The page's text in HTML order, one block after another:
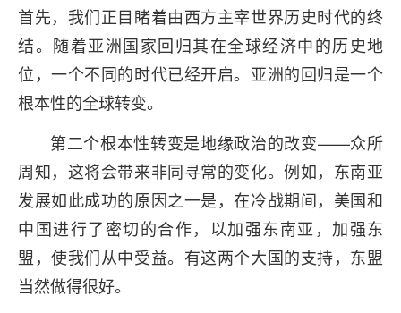
首先，我们正目睹着由西方主宰世界历史时代的终
结。随着亚洲国家回归其在全球经济中的历史地
位，一个不同的时代已经开启。亚洲的回归是一个
根本性的全球转变。
第二个根本性转变是地缘政治的改变——众所
周知，这将会带来非同寻常的变化。例如，东南亚
发展如此成功的原因之一是，在冷战期间，美国和
中国进行了密切的合作，以加强东南亚，加强东
盟，使我们从中受益。有这两个大国的支持，东盟
当然做得很好。